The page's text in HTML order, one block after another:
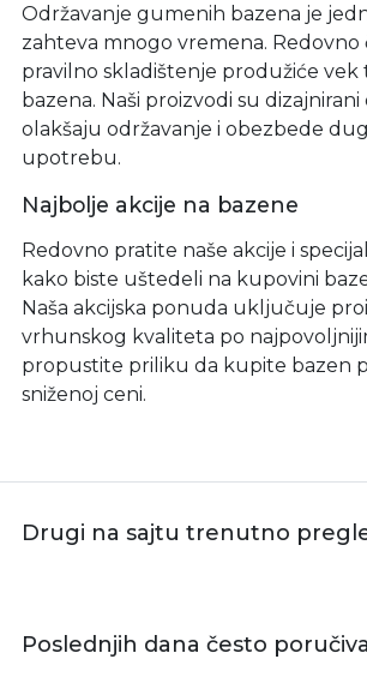
Održavanje gumenih bazena je
zahteva mnogo vremena. Redovno
pravilno skladištenje produžiće vek
bazena. Naši proizvodi su dizajnirani
olakšaju održavanje i obezbede
upotrebu.
Najbolje akcije na bazene
Redovno pratite naše akcije i
kako biste uštedeli na kupovini
Naša akcijska ponuda uključuje
vrhunskog kvaliteta po
propustite priliku da kupite bazen
sniženoj ceni.
Drugi na sajtu trenutno
Poslednjih dana često